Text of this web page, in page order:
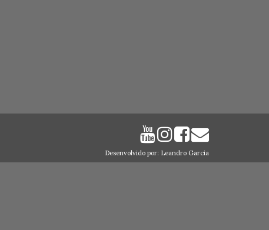
Desenvolvido por: Leandro Garcia